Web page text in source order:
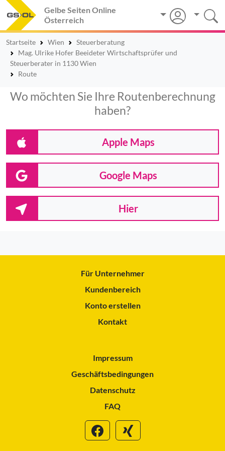
Gelbe Seiten Online
Österreich
Startseite Wien
Steuerberatung
Mag. Ulrike Hofer Beeideter Wirtschaftsprüfer und
Steuerberater in 1130 Wien
Route
Wo möchten Sie Ihre Routenberechnung
haben?
Apple Maps
Google Maps
Hier
Für Unternehmer
Kundenbereich
Konto erstellen
Kontakt
Impressum
Geschäftsbedingungen
Datenschutz
FAQ